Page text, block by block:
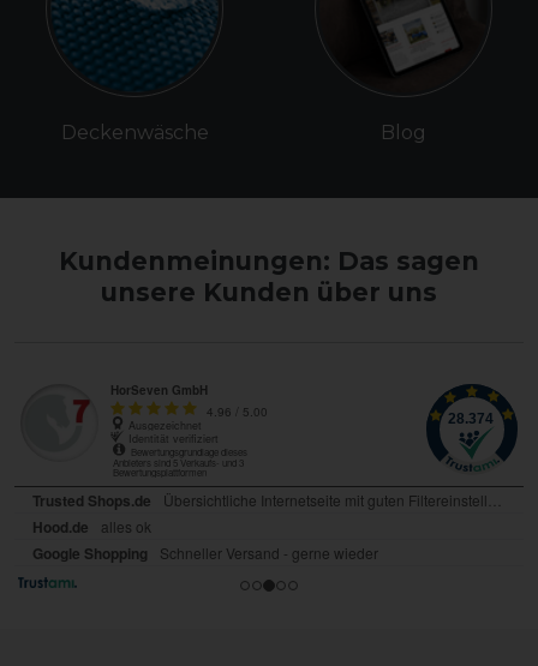
Deckenwäsche Blog
Kundenmeinungen: Das sagen
unsere Kunden über uns